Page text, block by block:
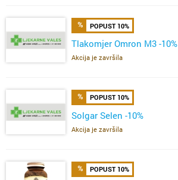
POPUST 10%
Tlakomjer Omron M3 -10%
Akcija je završila
POPUST 10%
Solgar Selen -10%
Akcija je završila
POPUST 10%